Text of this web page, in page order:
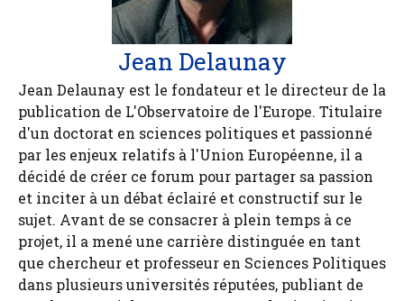
Jean Delaunay
Jean Delaunay est le fondateur et le directeur de la
publication de L'Observatoire de l'Europe. Titulaire
d'un doctorat en sciences politiques et passionné
par les enjeux relatifs à l'Union Européenne, il a
décidé de créer ce forum pour partager sa passion
et inciter à un débat éclairé et constructif sur le
sujet. Avant de se consacrer à plein temps à ce
projet, il a mené une carrière distinguée en tant
que chercheur et professeur en Sciences Politiques
dans plusieurs universités réputées, publiant de